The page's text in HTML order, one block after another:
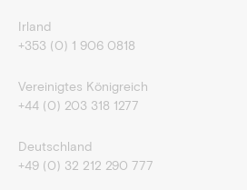
Irland
+353 (0) 1 906 0818
Vereinigtes Königreich
+44 (0) 203 318 1277
Deutschland
+49 (0) 32 212 290 777